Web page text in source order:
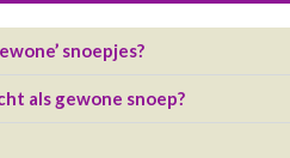
snoepjes?
als gewone snoep?